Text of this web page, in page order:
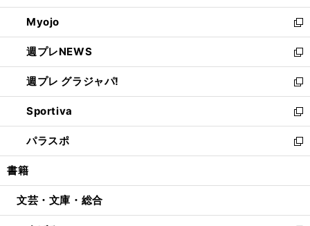
開
く
ウ
で
開
く
ン
ド
ウ
で
開
く
ウ
ィ
ン
ド
ウ
で
開
く
Myojo
新
し
い
ウ
ィ
ン
ド
ウ
で
開
週プレNEWS
新
し
い
ウ
ィ
ン
ド
ウ
開
週プレ グラジャパ!
新
し
い
ウ
ィ
ン
ウ
開
Sportiva
新
し
い
ウ
ン
ウ
パラスポ
新
し
ウ
ン
書籍
文芸・文庫・総合